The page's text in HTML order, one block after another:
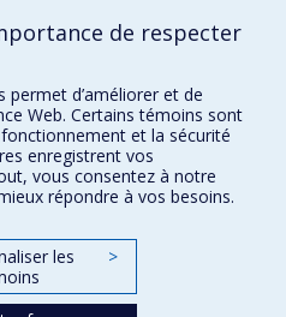
de respecter
permet d’améliorer et de
Web. Certains témoins sont
et la sécurité
enregistrent vos
vous consentez à notre
répondre à vos besoins.
les
>